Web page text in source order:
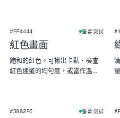
#EF4444 螢幕測試
紅色畫面
飽和的紅色。可揪出卡點、檢查
紅色通道的均勻度，或當作溫
#3B82F6 螢幕測試